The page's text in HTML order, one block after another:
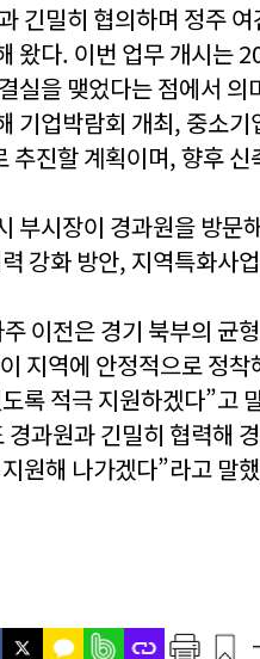
긴밀히 협의하며 정주
왔다. 이번 업무 개시는
실을 맺었다는 점에서 의
기업박람회 개최, 중소
추진할 계획이며, 향후
부시장이 경과원을 방문
강화 방안, 지역특화사
이전은 경기 북부의 균
지역에 안정적으로 정
록 적극 지원하겠다”고
과원과 긴밀히 협력해
원해 나가겠다”라고 말